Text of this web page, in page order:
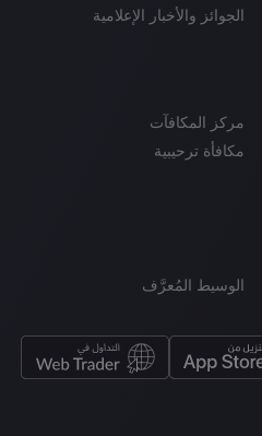
الجوائز والأخبار الإعلامية
مركز المكافآت
مكافأة ترحيبية
الوسيط المُعرَّف